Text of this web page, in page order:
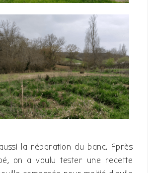
la réparation du banc. Après
on a voulu tester une recette